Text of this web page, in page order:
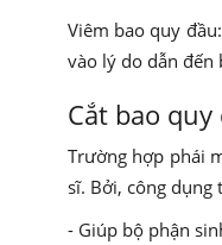
Viêm bao quy
vào lý do dẫn đến
Cắt bao
Trường hợp phái
sĩ. Bởi, công dụng
- Giúp bộ phận